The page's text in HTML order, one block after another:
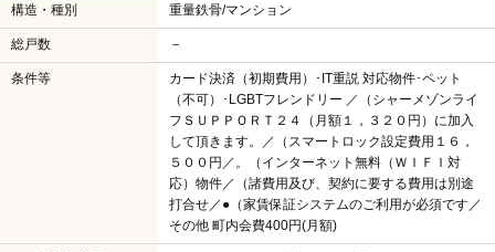
構造・種別 重量鉄骨/マンション
総戸数 －
条件等
カード決済（初期費用）･IT重説 対応物件･ペット
（不可）･LGBTフレンドリー ／（シャーメゾンライ
フＳＵＰＰＯＲＴ２４（月額１，３２０円）に加入
して頂きます。／（スマートロック設定費用１６，
５００円／。（インターネット無料（ＷＩＦＩ対
応）物件／（諸費用及び、契約に要する費用は別途
打合せ／●（家賃保証システムのご利用が必須です／
その他 町内会費400円(月額)